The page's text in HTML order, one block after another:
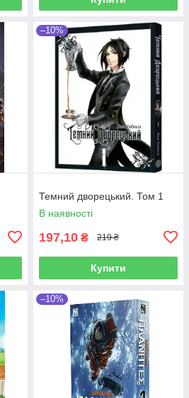
–10%
Темний дворецький. Том 1
В наявності
197,10 ₴ 219 ₴
Купити
–10%